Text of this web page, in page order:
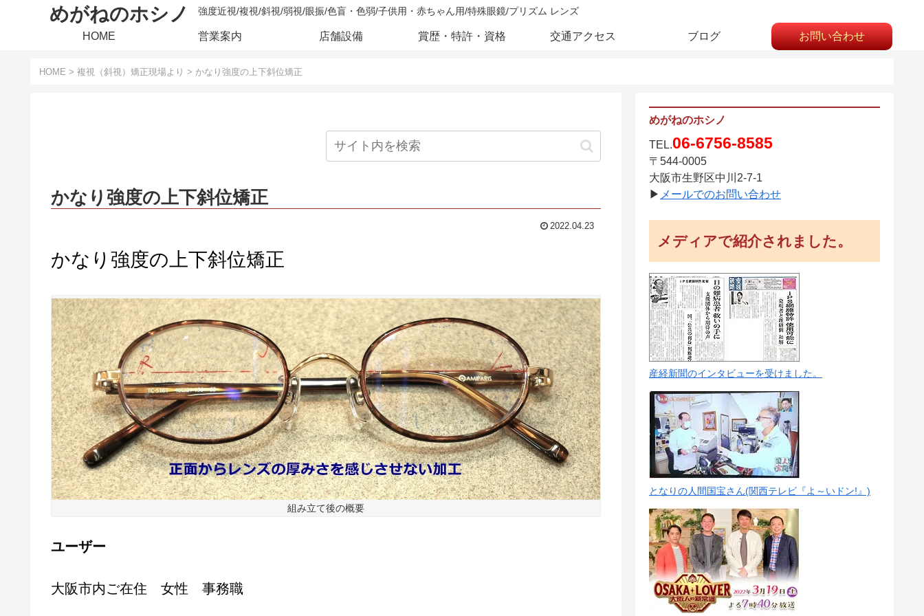
強度近視/複視/斜視/弱視/眼振/色盲・色弱/子供用・赤ちゃん用/特殊眼鏡/プリズム レンズ
めがねのホシノ
HOME 営業案内 店舗設備 賞歴・特許・資格 交通アクセス ブログ お問い合わせ
HOME > 複視（斜視）矯正現場より > かなり強度の上下斜位矯正
かなり強度の上下斜位矯正
2022.04.23
かなり強度の上下斜位矯正
組み立て後の概要
ユーザー
大阪市内ご在住 女性 事務職
めがねのホシノ
TEL.06-6756-8585
〒544-0005
大阪市生野区中川2-7-1
▶ メールでのお問い合わせ
メディアで紹介されました。
産経新聞のインタビューを受けました。
となりの人間国宝さん(関西テレビ『よ～いドン!』)